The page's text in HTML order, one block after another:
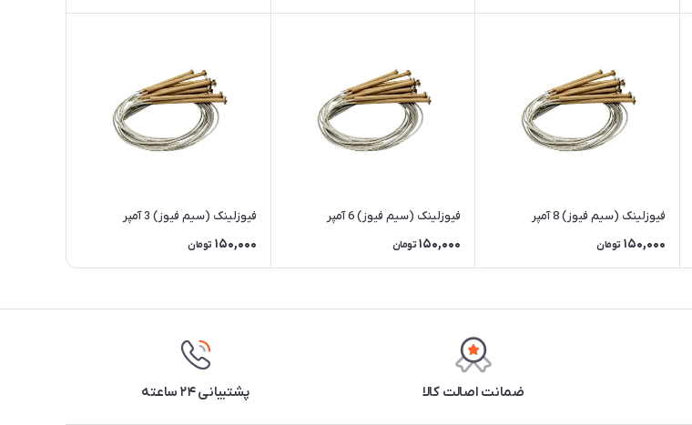
فیوزلینک (سیم فیوز) 8 آمپر
150,000 تومان
فیوزلینک (سیم فیوز) 6 آمپر
150,000 تومان
فیوزلینک (سیم فیوز) 3 آمپر
150,000 تومان
ضمانت اصالت کالا پشتیبانی ۲۴ ساعته